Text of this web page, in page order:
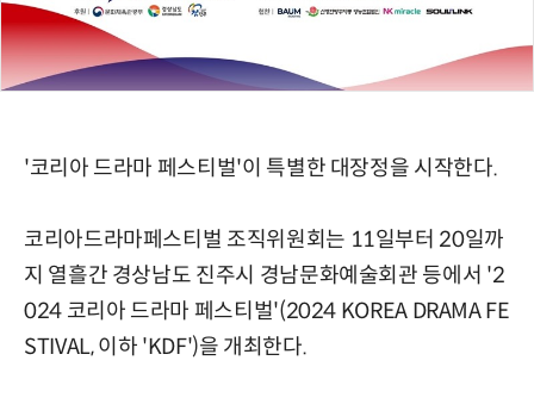
'코리아 드라마 페스티벌'이 특별한 대장정을 시작한다.
코리아드라마페스티벌 조직위원회는 11일부터 20일까
지 열흘간 경상남도 진주시 경남문화예술회관 등에서 '2
024 코리아 드라마 페스티벌'(2024 KOREA DRAMA FE
STIVAL, 이하 'KDF')을 개최한다.